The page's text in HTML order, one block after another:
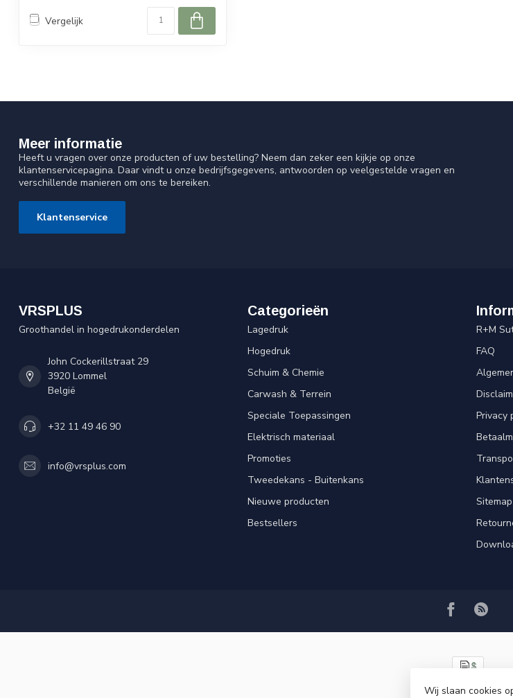
Vergelijk
Meer informatie
Heeft u vragen over onze producten of uw bestelling? Neem dan zeker een kijkje op onze
klantenservicepagina. Daar vindt u onze bedrijfsgegevens, antwoorden op veelgestelde vragen en
verschillende manieren om ons te bereiken.
Klantenservice
VRSPLUS
Groothandel in hogedrukonderdelen
John Cockerillstraat 29
3920 Lommel
België
+32 11 49 46 90
info@vrsplus.com
Categorieën
Lagedruk
Hogedruk
Schuim & Chemie
Carwash & Terrein
Speciale Toepassingen
Elektrisch materiaal
Promoties
Tweedekans - Buitenkans
Nieuwe producten
Bestsellers
R+M
FAQ
Privacy
Sitemap
© Copyright 2026
Wij slaan cookies